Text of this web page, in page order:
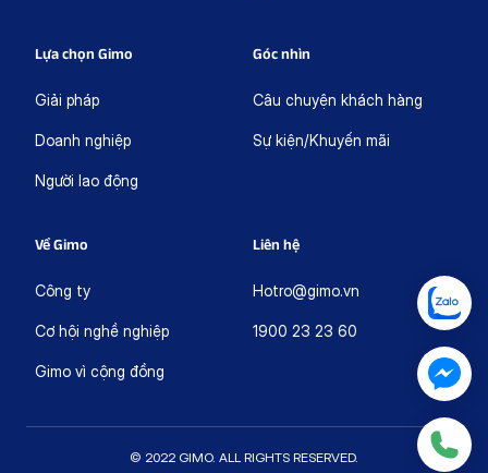
Lựa chọn Gimo
Giải pháp
Doanh nghiệp
Người lao động
Góc nhìn
Câu chuyện khách hàng
Sự kiện/Khuyến mãi
Về Gimo
Công ty
Cơ hội nghề nghiệp
Gimo vì cộng đồng
Liên hệ
Hotro@gimo.vn
1900 23 23 60
© 2022 GIMO. ALL RIGHTS RESERVED.